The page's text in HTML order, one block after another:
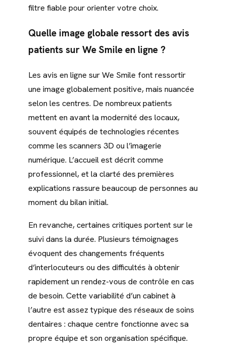
filtre fiable pour orienter votre choix.
Quelle image globale ressort des avis
patients sur We Smile en ligne ?
Les avis en ligne sur We Smile font ressortir
une image globalement positive, mais nuancée
selon les centres. De nombreux patients
mettent en avant la modernité des locaux,
souvent équipés de technologies récentes
comme les scanners 3D ou l’imagerie
numérique. L’accueil est décrit comme
professionnel, et la clarté des premières
explications rassure beaucoup de personnes au
moment du bilan initial.
En revanche, certaines critiques portent sur le
suivi dans la durée. Plusieurs témoignages
évoquent des changements fréquents
d’interlocuteurs ou des difficultés à obtenir
rapidement un rendez-vous de contrôle en cas
de besoin. Cette variabilité d’un cabinet à
l’autre est assez typique des réseaux de soins
dentaires : chaque centre fonctionne avec sa
propre équipe et son organisation spécifique.